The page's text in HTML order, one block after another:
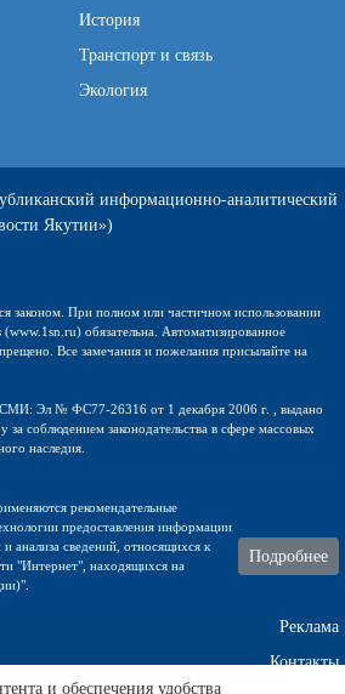
История
Транспорт и связь
Экология
информационно-аналитический
Якутии»)
законом. При полном или частичном использовании
(www.1sn.ru) обязательна. Автоматизированное
Все замечания и пожелания присылайте на
СМИ: Эл № ФС77-26316 от 1 декабря 2006 г. , выдано
соблюдением законодательства в сфере массовых
наследия.
рекомендательные
предоставления информации
анализа сведений, относящихся к
"Интернет", находящихся на
Подробнее
Реклама
Контакты
и обеспечения удобства